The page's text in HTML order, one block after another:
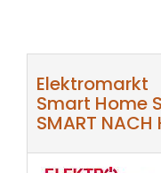
Elektromarkt
Smart Home
SMART NACH